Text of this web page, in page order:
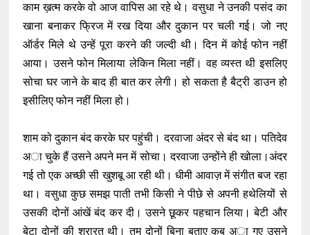
काम ख़त्म करके वो आज वापिस आ रहे थे। वसुधा ने उनकी पसंद का
खाना बनाकर फ्रिज में रख दिया और दुकान पर चली गई। जो नए
ऑर्डर मिले थे उन्हें पूरा करने की जल्दी थी। दिन में कोई फोन नहीं
आया। उसने फोन मिलाया लेकिन मिला नहीं। वह व्यस्त थी इसलिए
सोचा घर जाने के बाद ही बात कर लेगी। हो सकता है बैट्री डाउन हो
इसीलिए फोन नहीं मिला हो।
शाम को दुकान बंद करके घर पहुंची। दरवाजा अंदर से बंद था। पतिदेव
अा चुके हैं उसने अपने मन में सोचा। दरवाजा उन्होंने ही खोला।अंदर
गई तो एक अच्छी सी खुशबू आ रही थी। धीमी आवाज़ में संगीत बज रहा
था। वसुधा कुछ समझ पाती तभी किसी ने पीछे से अपनी हथेलियों से
उसकी दोनों आंखें बंद कर दी। उसने छूकर पहचान लिया। बेटी और
बेटा दोनों की शरारत थी। तुम दोनों बिना बताए कब अा गए उसने